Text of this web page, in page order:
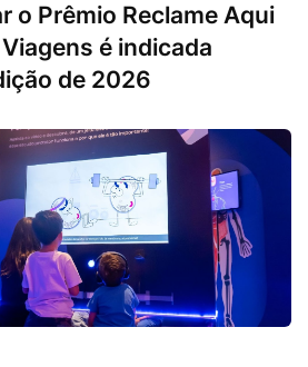
o Prêmio Reclame Aqui
é indicada
de 2026